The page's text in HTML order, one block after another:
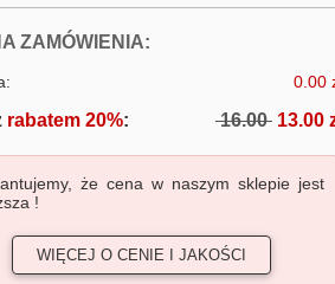
ZAMÓWIENIA:FOTOTAPETY
0.00
rabatem 20%: 16.0013.00
że cena w naszym sklepie jest
!
WIĘCEJ O CENIE I JAKOŚCI